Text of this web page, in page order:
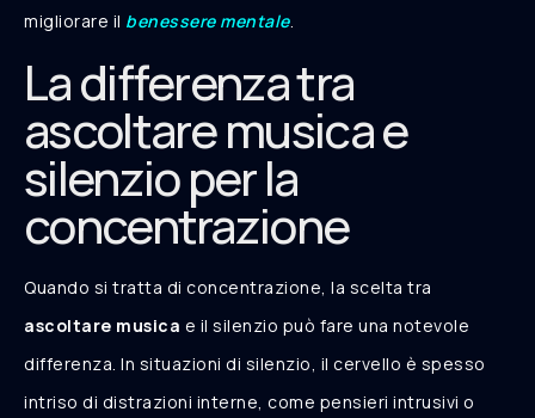
migliorare il benessere mentale.
La differenza tra
ascoltare musica e
silenzio per la
concentrazione
Quando si tratta di concentrazione, la scelta tra
ascoltare musica e il silenzio può fare una notevole
differenza. In situazioni di silenzio, il cervello è spesso
intriso di distrazioni interne, come pensieri intrusivi o